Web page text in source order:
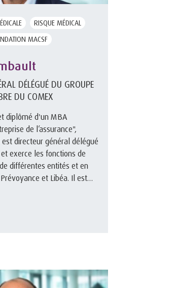
RISQUE MÉDICAL
MACSF
DÉLÉGUÉ DU GROUPE
DU COMEX
diplômé d'un MBA
de l’assurance",
directeur général délégué
et exerce les fonctions de
différentes entités et en
et Libéa. Il est